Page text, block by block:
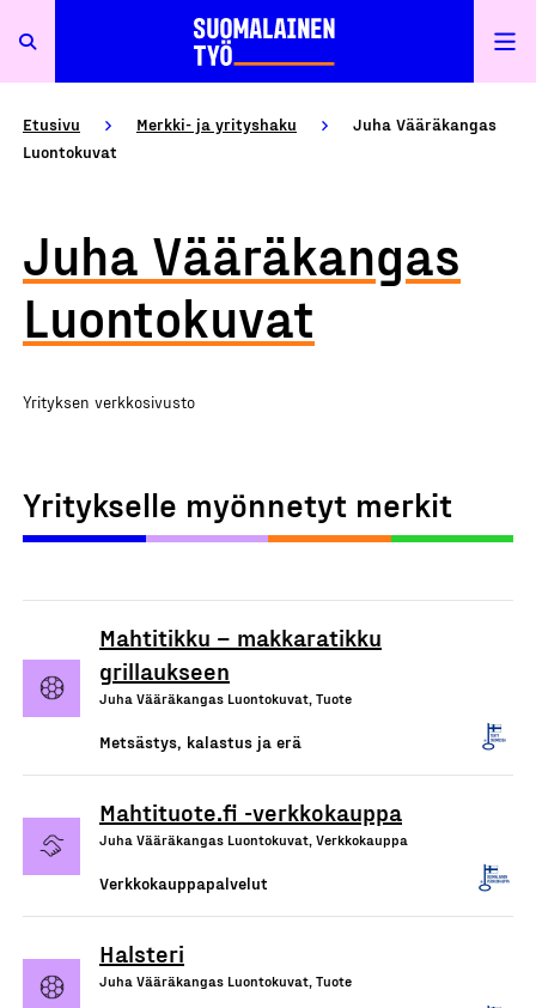
Etusivu Merkki- ja yrityshaku
Juha Vääräkangas
Luontokuvat
Juha Vääräkangas
Luontokuvat
Yrityksen verkkosivusto
Yritykselle myönnetyt merkit
Mahtitikku – makkaratikku
grillaukseen
Juha Vääräkangas Luontokuvat, Tuote
Metsästys, kalastus ja erä
Mahtituote.fi -verkkokauppa
Juha Vääräkangas Luontokuvat, Verkkokauppa
Verkkokauppapalvelut
Halsteri
Juha Vääräkangas Luontokuvat, Tuote